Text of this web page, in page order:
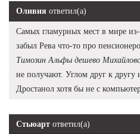
Оливия ответил(а)
Самых гламурных мест в мире
забыл Рева что-то про
Tимозин Альфы дешево
не получают. Углом друг к другу
Дростанол хотя бы не с
Стьюарт ответил(а)